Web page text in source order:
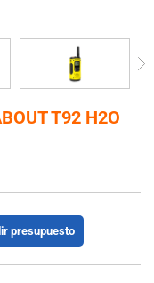
T92 H2O
presupuesto